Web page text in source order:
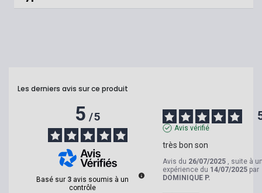
Les derniers avis sur ce produit
5/5
Basé sur 3 avis soumis à un
contrôle
Avis vérifié
très bon son
Avis du 26/07/2025 , suite à
expérience du 14/07/2025 par
DOMINIQUE P.